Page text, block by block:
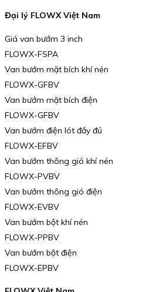
Đại lý FLOWX Việt Nam
Giá van bướm 3 inch
FLOWX-FSPA
Van bướm mặt bích khí nén
FLOWX-GFBV
Van bướm mặt bích điện
FLOWX-GFBV
Van bướm điện lót đầy đủ
FLOWX-EFBV
Van bướm thông gió khí nén
FLOWX-PVBV
Van bướm thông gió điện
FLOWX-EVBV
Van bướm bột khí nén
FLOWX-PPBV
Van bướm bột điện
FLOWX-EPBV